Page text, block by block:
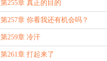
第255章 真正的目的
第257章 你看我还有机会吗？
第259章 冷汗
第261章 打起来了